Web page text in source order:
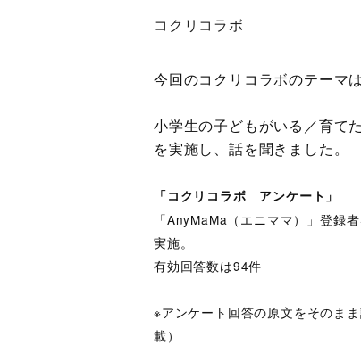
コクリコラボ
今回のコクリコラボのテーマ
小学生の子どもがいる／育て
を実施し、話を聞きました。
「コクリコラボ アンケート」
「AnyMaMa（エニママ）」登録
実施。
有効回答数は94件
※アンケート回答の原文をそのま
載）